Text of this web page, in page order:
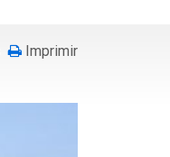
Imprimir